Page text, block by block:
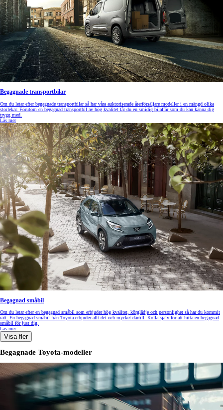
Begagnade transportbilar
Om du letar efter begagnade transportbilar så har våra auktoriserade återförsäljare modeller i en mängd olika
storlekar. Förutom en begagnad transportbil av hög kvalitet får du en smidig bilaffär som du kan känna dig
trygg med.
Läs mer
Begagnad småbil
Om du letar efter en begagnad småbil som erbjuder hög kvalitet, körglädje och personlighet så har du kommit
rätt. En begagnad småbil från Toyota erbjuder allt det och mycket därtill. Kolla själv för att hitta en begagnad
småbil för just dig.
Läs mer
Visa fler
Begagnade Toyota-modeller